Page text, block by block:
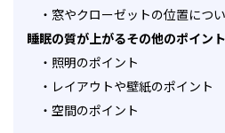
・ 窓やクローゼットの位置につ
睡眠の質が上がるその他のポイン
・ 照明のポイント
・ レイアウトや壁紙のポイント
・ 空間のポイント